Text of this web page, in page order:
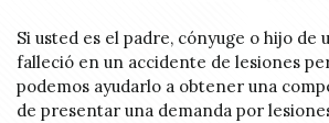
Si usted es el padre, cónyuge o hijo de
falleció en un accidente de lesiones
podemos ayudarlo a obtener una
de presentar una demanda por